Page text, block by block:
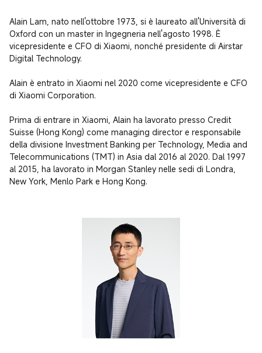
Alain Lam, nato nell'ottobre 1973, si è laureato all'Università di
Oxford con un master in Ingegneria nell'agosto 1998. È
vicepresidente e CFO di Xiaomi, nonché presidente di Airstar
Digital Technology.
Alain è entrato in Xiaomi nel 2020 come vicepresidente e CFO
di Xiaomi Corporation.
Prima di entrare in Xiaomi, Alain ha lavorato presso Credit
Suisse (Hong Kong) come managing director e responsabile
della divisione Investment Banking per Technology, Media and
Telecommunications (TMT) in Asia dal 2016 al 2020. Dal 1997
al 2015, ha lavorato in Morgan Stanley nelle sedi di Londra,
New York, Menlo Park e Hong Kong.